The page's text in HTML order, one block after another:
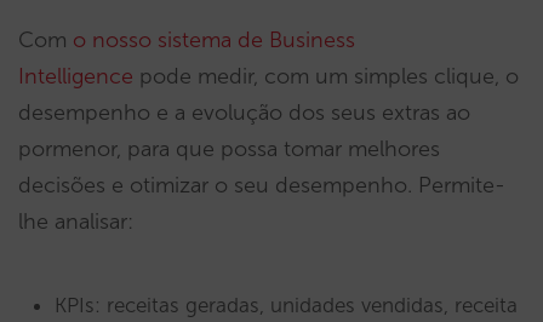
Com o nosso sistema de Business
Intelligence pode medir, com um simples clique, o
desempenho e a evolução dos seus extras ao
pormenor, para que possa tomar melhores
decisões e otimizar o seu desempenho. Permite-
lhe analisar:
KPIs: receitas geradas, unidades vendidas, receita